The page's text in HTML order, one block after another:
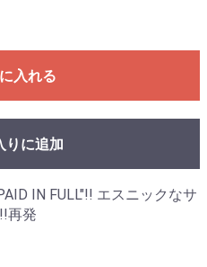
入れる
りに追加
IN FULL"!! エスニックなサ
再発